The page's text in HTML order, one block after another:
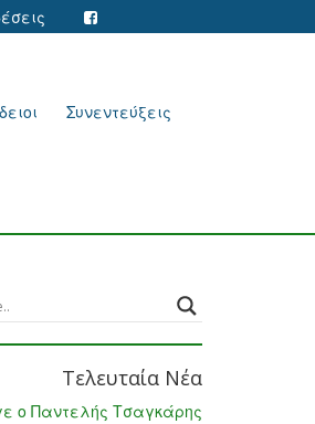
Συνεντεύξεις
Τελευταία Νέα
ο Παντελής Τσαγκάρης